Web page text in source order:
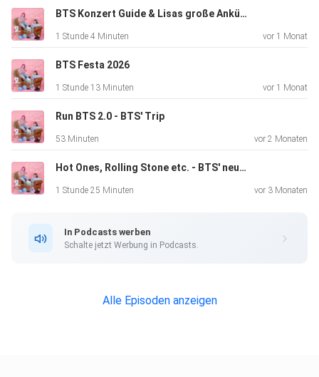
dass Yeonjun 1997er Jahrgang ist. Sorry, fake news! Er ist
1999
BTS Konzert Guide & Lisas große Ankündigung
1 Stunde 4 Minuten vor 1 Monat
BTS Festa 2026
1 Stunde 13 Minuten vor 1 Monat
Run BTS 2.0 - BTS' Trip
53 Minuten vor 2 Monaten
Hot Ones, Rolling Stone etc. - BTS' neueste Interviews
1 Stunde 25 Minuten vor 3 Monaten
In Podcasts werben
Schalte jetzt Werbung in Podcasts.
Alle Episoden anzeigen